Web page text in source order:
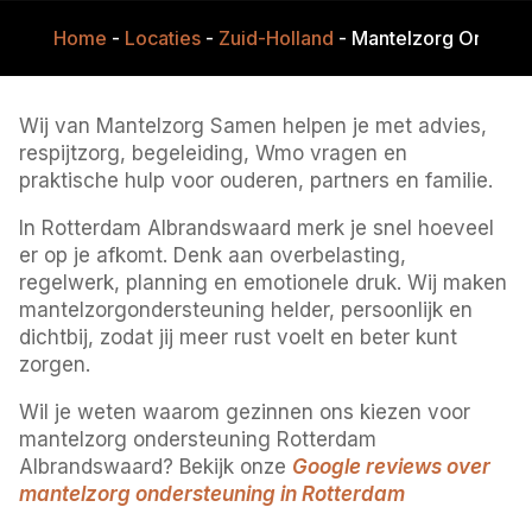
Home - Locaties- Zuid-Holland - Mantelzorg
Wij van Mantelzorg Samen helpen je met advies,
respijtzorg, begeleiding, Wmo vragen en
praktische hulp voor ouderen, partners en familie.
In Rotterdam Albrandswaard merk je snel hoeveel
er op je afkomt. Denk aan overbelasting,
regelwerk, planning en emotionele druk. Wij maken
mantelzorgondersteuning helder, persoonlijk en
dichtbij, zodat jij meer rust voelt en beter kunt
zorgen.
Wil je weten waarom gezinnen ons kiezen voor
mantelzorg ondersteuning Rotterdam
Albrandswaard? Bekijk onze Google reviews over
mantelzorg ondersteuning in Rotterdam